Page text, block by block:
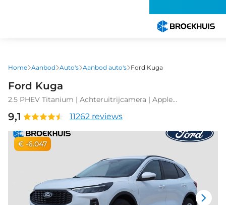
gaan
Home Aanbod Auto's Aanbod auto's Ford Kuga
Ford Kuga
2.5 PHEV Titanium | Achteruitrijcamera | Apple
Autonomous Emergency Braking
9,1 11262 reviews
€ -6.047